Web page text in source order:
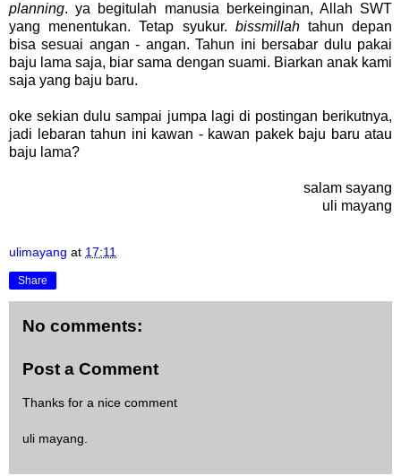
planning. ya begitulah manusia berkeinginan, Allah SWT
yang menentukan. Tetap syukur. bissmillah tahun depan
bisa sesuai angan - angan. Tahun ini bersabar dulu pakai
baju lama saja, biar sama dengan suami. Biarkan anak kami
saja yang baju baru.
oke sekian dulu sampai jumpa lagi di postingan berikutnya,
jadi lebaran tahun ini kawan - kawan pakek baju baru atau
baju lama?
salam sayang
uli mayang
ulimayang at 17:11
Share
No comments:
Post a Comment
Thanks for a nice comment
uli mayang.